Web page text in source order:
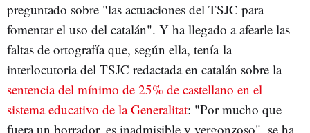
preguntado sobre "las actuaciones del TSJC para
fomentar el uso del catalán". Y ha llegado a afearle las
faltas de ortografía que, según ella, tenía la
interlocutoria del TSJC redactada en catalán sobre la
sentencia del mínimo de 25% de castellano en el
sistema educativo de la Generalitat: "Por mucho que
fuera un borrador, es inadmisible y vergonzoso", se ha